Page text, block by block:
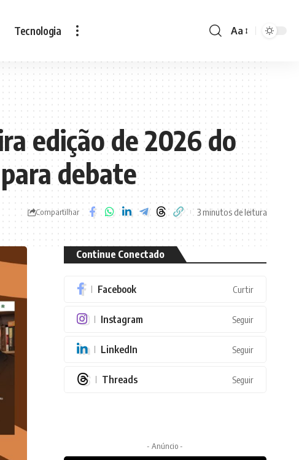
Tecnologia
Font
Aa
edição de 2026 do
debate
Compartilhar 3 minutos de leitura
Continue Conectado
Facebook Curtir
Instagram Seguir
LinkedIn Seguir
Threads Seguir
- Anúncio -